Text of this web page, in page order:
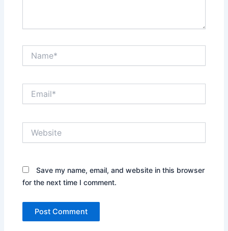
Save my name, email, and website in this browser
for the next time I comment.